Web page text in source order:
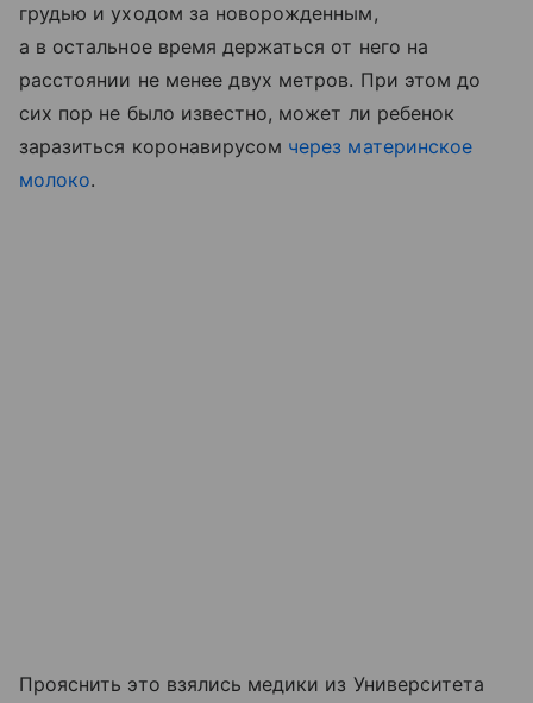
грудью и уходом за новорожденным,
а в остальное время держаться от него на
расстоянии не менее двух метров. При этом до
сих пор не было известно, может ли ребенок
заразиться коронавирусом через материнское
молоко.
Прояснить это взялись медики из Университета